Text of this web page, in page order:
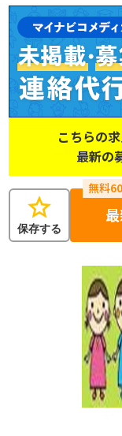
こちらの
最新の
star
保存する